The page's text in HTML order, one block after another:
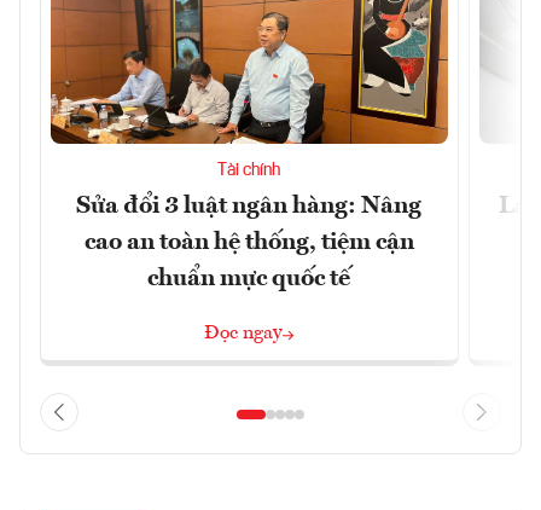
Tài chính
Sửa đổi 3 luật ngân hàng: Nâng
cao an toàn hệ thống, tiệm cận
chuẩn mực quốc tế
Đọc ngay
Lãi